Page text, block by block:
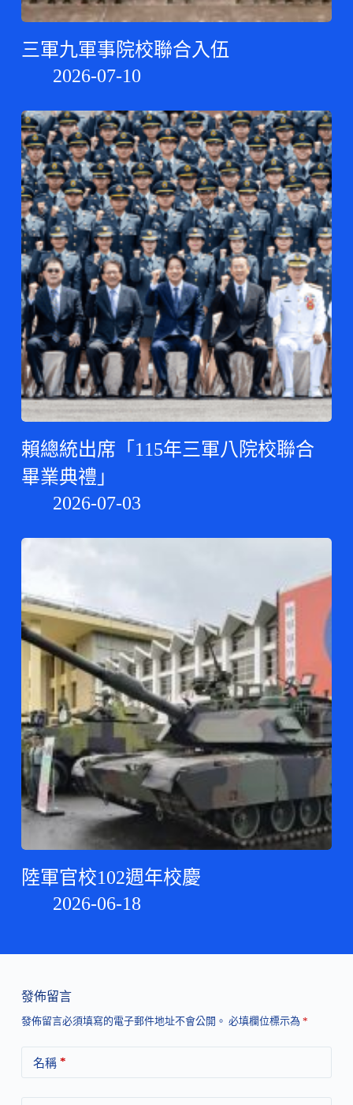
三軍九軍事院校聯合入伍
2026-07-10
賴總統出席「115年三軍八院校聯合
畢業典禮」
2026-07-03
陸軍官校102週年校慶
2026-06-18
發佈留言
發佈留言必須填寫的電子郵件地址不會公開。 必填欄位標示為 *
名稱 *